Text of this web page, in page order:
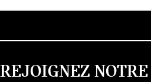
REJOIGNEZ